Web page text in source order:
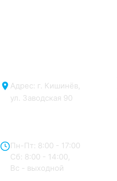
Адрес: г. Кишинёв,
ул. Заводская 90
Пн-Пт: 8:00 - 17:00
Сб: 8:00 - 14:00,
Вс - выходной